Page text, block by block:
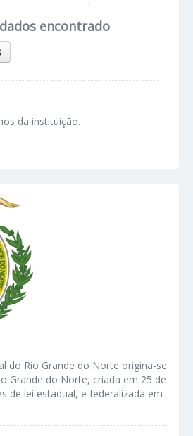
encontrado
da instituição.
do Rio Grande do Norte origina-se
Grande do Norte, criada em 25 de
de lei estadual, e federalizada em